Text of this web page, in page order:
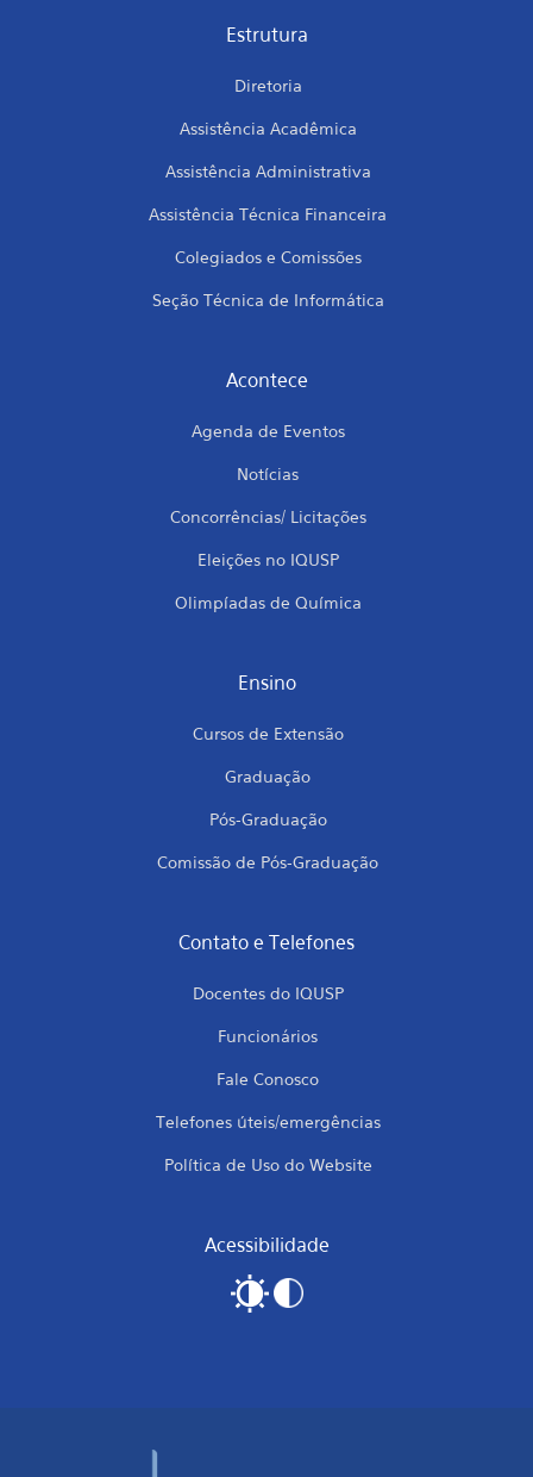
Estrutura
Diretoria
Assistência Acadêmica
Assistência Administrativa
Assistência Técnica Financeira
Colegiados e Comissões
Seção Técnica de Informática
Acontece
Agenda de Eventos
Notícias
Concorrências/ Licitações
Eleições no IQUSP
Olimpíadas de Química
Ensino
Cursos de Extensão
Graduação
Pós-Graduação
Comissão de Pós-Graduação
Contato e Telefones
Docentes do IQUSP
Funcionários
Fale Conosco
Telefones úteis/emergências
Política de Uso do Website
Acessibilidade